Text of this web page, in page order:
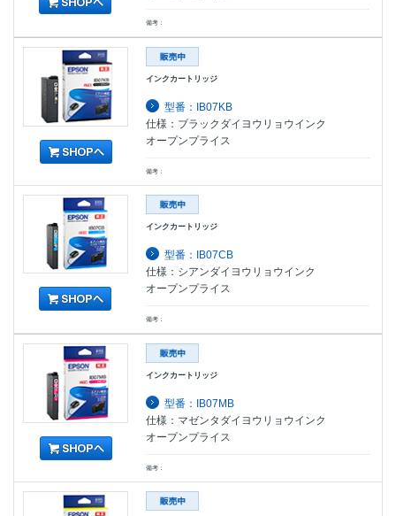
備考：
インクカートリッジ
型番：IB07KB
仕様：ブラックダイヨウリョウインク
オープンプライス
備考：
インクカートリッジ
型番：IB07CB
仕様：シアンダイヨウリョウインク
オープンプライス
備考：
インクカートリッジ
型番：IB07MB
仕様：マゼンタダイヨウリョウインク
オープンプライス
備考：